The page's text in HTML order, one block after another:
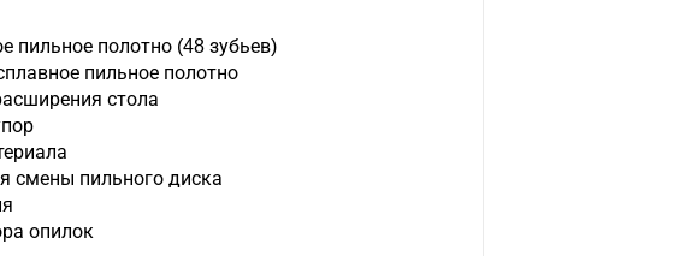
пильное полотно (48 зубьев)
пильное полотно
стола
смены пильного диска
опилок